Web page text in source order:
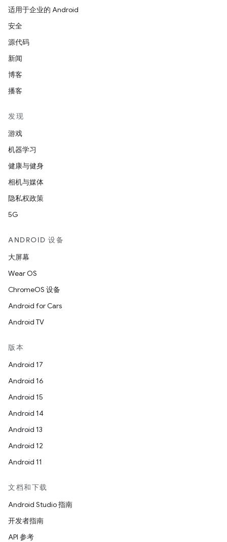
适用于企业的 Android
安全
源代码
新闻
博客
播客
发现
游戏
机器学习
健康与健身
相机与媒体
隐私权政策
5G
ANDROID 设备
大屏幕
Wear OS
ChromeOS 设备
Android for Cars
Android TV
版本
Android 17
Android 16
Android 15
Android 14
Android 13
Android 12
Android 11
文档和下载
Android Studio 指南
开发者指南
API 参考